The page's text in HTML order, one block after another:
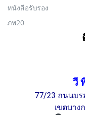
หนังสือรับรอง
ภพ20
วี
77/23 ถนนบ
เขตบาง